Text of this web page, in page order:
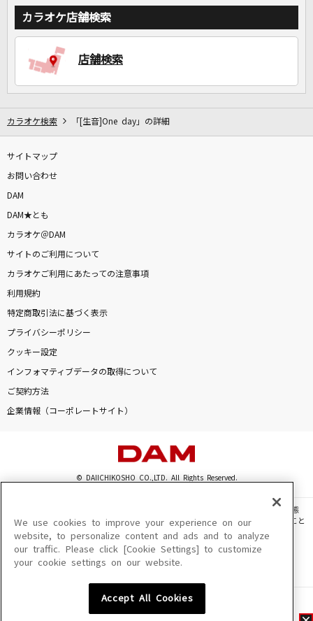
カラオケ店舗検索
店舗検索
カラオケ検索 「[生音]One day」の詳細
サイトマップ
お問い合わせ
DAM
DAM★とも
カラオケ＠DAM
サイトのご利用について
カラオケご利用にあたっての注意事項
利用規約
特定商取引法に基づく表示
プライバシーポリシー
クッキー設定
インフォマティブデータの取得について
ご契約方法
企業情報（コーポレートサイト）
© DAIICHIKOSHO CO.,LTD. All Rights Reserved.
このサイトに掲載されている一切の文章・画像・写真・動画・音声等を、手段や形態
を問わず、著作権法の定める範囲を超えて無断で複製、転載、ファイル化などすること
を禁じます。
楽曲及びコンテンツは、機種によりご利用いただけない場合があります。
楽曲及びコンテンツの配信日、配信内容が変更になる場合があります。
We use cookies to improve your experience on our
website, to personalize content and ads and to analyze
our traffic. Please click [Cookie Settings] to customize
your cookie settings on our website.
Accept All Cookies